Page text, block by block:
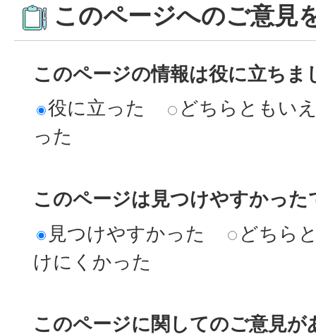
このページへのご意見
このページの情報は役に立ちま
役に立った
どちらともい
った
このページは見つけやすかった
見つけやすかった
どちら
けにくかった
このページに関してのご意見